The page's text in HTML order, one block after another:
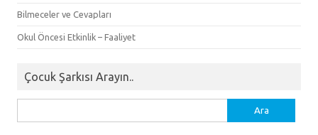
Bilmeceler ve Cevapları
Okul Öncesi Etkinlik – Faaliyet
Çocuk Şarkısı Arayın..